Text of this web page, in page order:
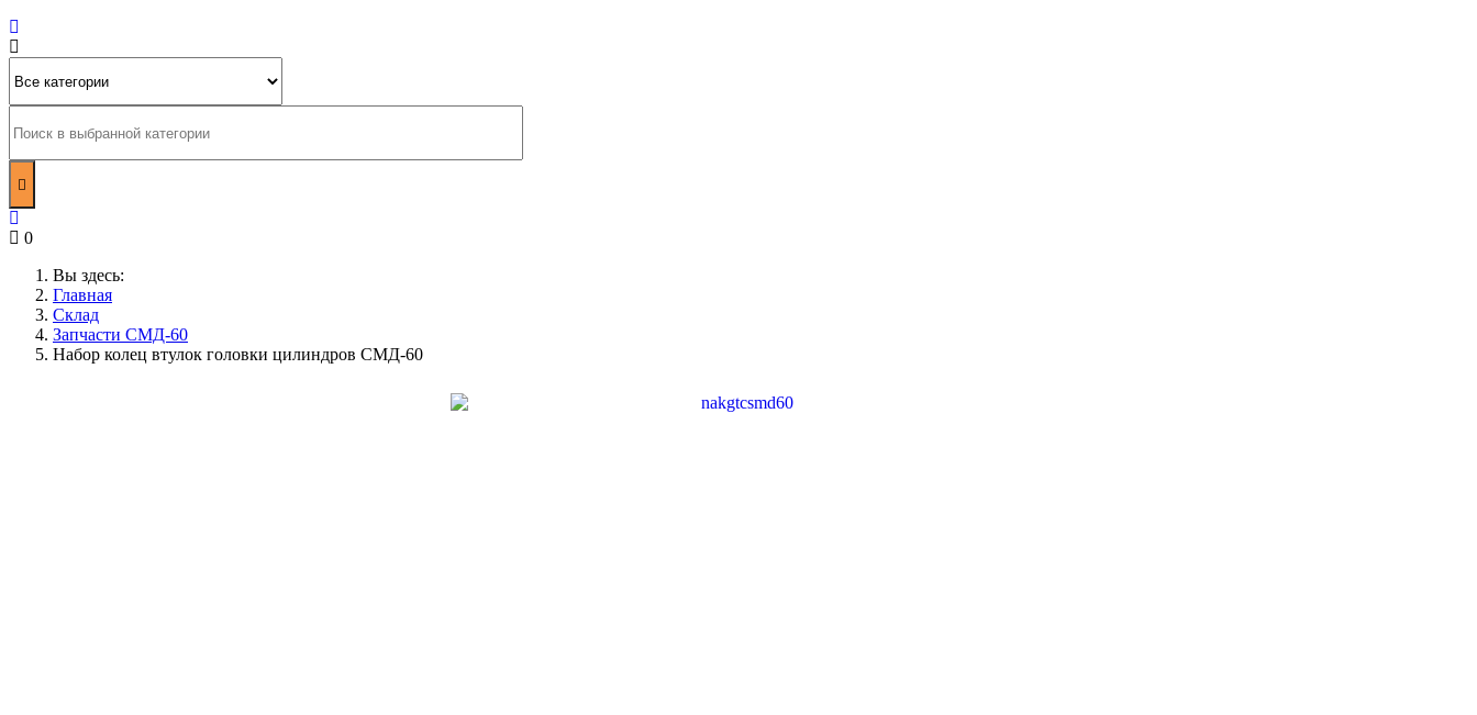
0
Вы здесь:
Главная
Склад
Запчасти СМД-60
Набор колец втулок головки цилиндров СМД-60